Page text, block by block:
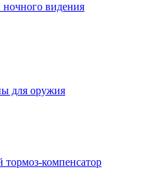
ночного видения
для оружия
тормоз-компенсатор